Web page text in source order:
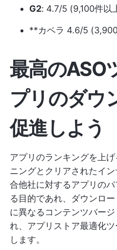
G2: 4.7/5 (9,100件以
**カペラ 4.6/5
最高のASO
プリのダウ
促進しよう
アプリのランキングを上
ニングとクリアされたイ
合他社に対するアプリの
る目的であれ、ダウンロ
に異なるコンテンツバー
れ、アプリストア最適化
します。